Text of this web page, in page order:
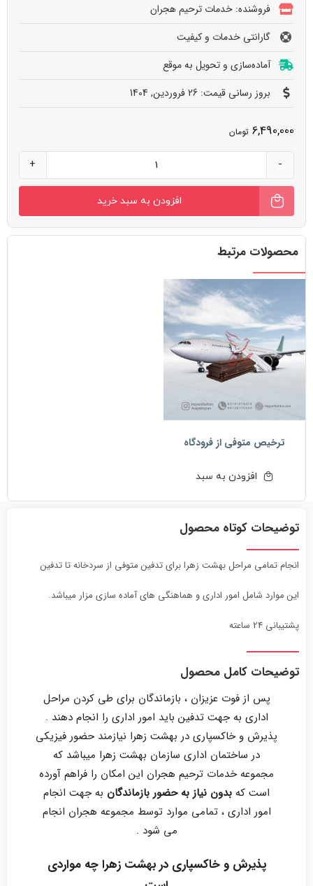
فروشنده: خدمات ترحیم هجران
گارانتی خدمات و کیفیت
آماده‌سازی و تحویل به‌ موقع
بروز رسانی قیمت: 26 فروردین, 1404
6,490,000 تومان
پذیرش
و
خاکسپاری
در
افزودن به سبد خرید
محصولات مرتبط
ترخیص متوفی از فرودگاه
افزودن به سبد
توضیحات کوتاه محصول
انجام تمامی مراحل بهشت زهرا برای تدفین متوفی از سردخانه تا تدفین
این موارد شامل امور اداری و هماهنگی های آماده سازی مزار میباشد.
پشتیبانی 24 ساعته
توضیحات کامل محصول
پس از فوت عزیزان ، بازماندگان برای طی کردن مراحل
اداری به جهت تدفین باید امور اداری را انجام دهند .
پذیرش و خاکسپاری در بهشت زهرا نیازمند حضور فیزیکی
در ساختمان اداری سازمان بهشت زهرا میباشد که
مجموعه خدمات ترحیم هجران این امکان را فراهم آورده
است که بدون نیاز به حضور بازماندگان به جهت انجام
امور اداری ، تمامی موارد توسط مجموعه هجران انجام
می شود .
پذیرش و خاکسپاری در بهشت زهرا چه مواردی